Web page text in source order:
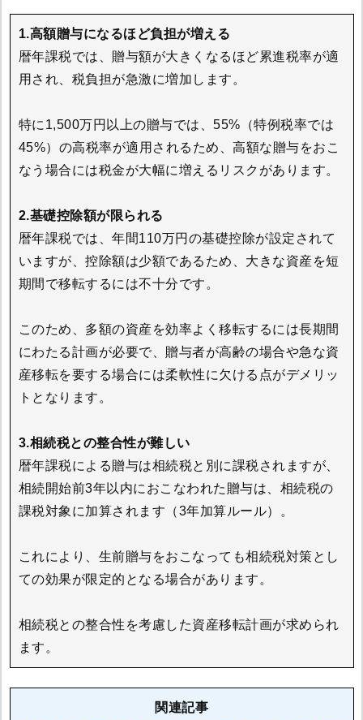
1.高額贈与になるほど負担が増える
暦年課税では、贈与額が大きくなるほど累進税率が適
用され、税負担が急激に増加します。
特に1,500万円以上の贈与では、55%（特例税率では
45%）の高税率が適用されるため、高額な贈与をおこ
なう場合には税金が大幅に増えるリスクがあります。
2.基礎控除額が限られる
暦年課税では、年間110万円の基礎控除が設定されて
いますが、控除額は少額であるため、大きな資産を短
期間で移転するには不十分です。
このため、多額の資産を効率よく移転するには長期間
にわたる計画が必要で、贈与者が高齢の場合や急な資
産移転を要する場合には柔軟性に欠ける点がデメリッ
トとなります。
3.相続税との整合性が難しい
暦年課税による贈与は相続税と別に課税されますが、
相続開始前3年以内におこなわれた贈与は、相続税の
課税対象に加算されます（3年加算ルール）。
これにより、生前贈与をおこなっても相続税対策とし
ての効果が限定的となる場合があります。
相続税との整合性を考慮した資産移転計画が求められ
ます。
関連記事